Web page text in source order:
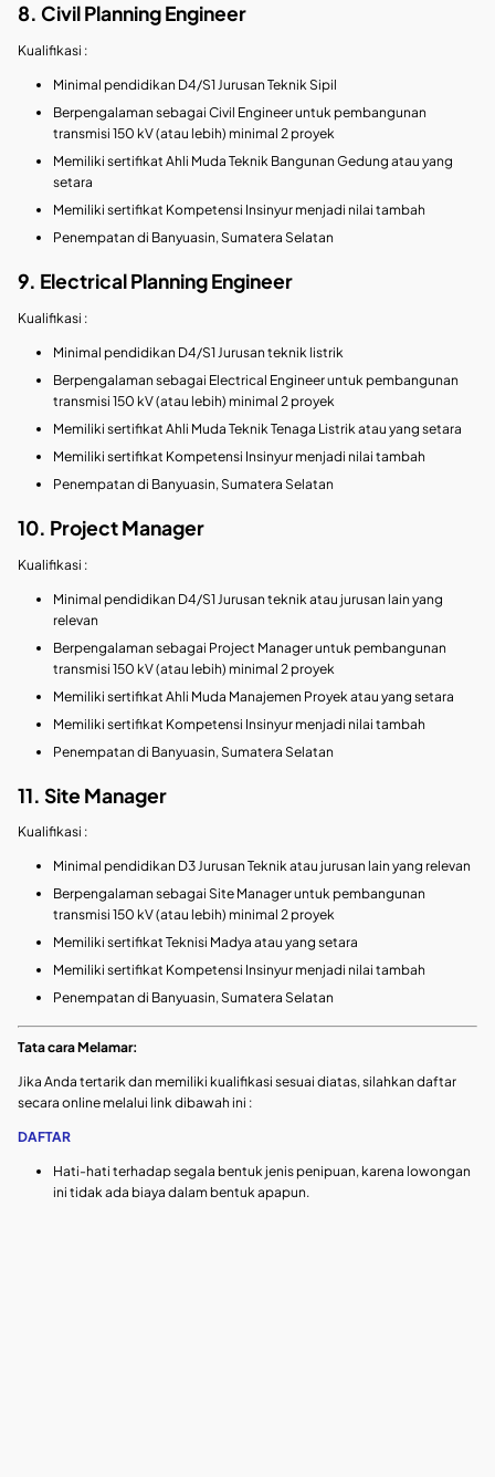
8. Civil Planning Engineer
Kualifikasi :
Minimal pendidikan D4/S1 Jurusan Teknik Sipil
Berpengalaman sebagai Civil Engineer untuk pembangunan
transmisi 150 kV (atau lebih) minimal 2 proyek
Memiliki sertifikat Ahli Muda Teknik Bangunan Gedung atau yang
setara
Memiliki sertifikat Kompetensi Insinyur menjadi nilai tambah
Penempatan di Banyuasin, Sumatera Selatan
9. Electrical Planning Engineer
Kualifikasi :
Minimal pendidikan D4/S1 Jurusan teknik listrik
Berpengalaman sebagai Electrical Engineer untuk pembangunan
transmisi 150 kV (atau lebih) minimal 2 proyek
Memiliki sertifikat Ahli Muda Teknik Tenaga Listrik atau yang setara
Memiliki sertifikat Kompetensi Insinyur menjadi nilai tambah
Penempatan di Banyuasin, Sumatera Selatan
10. Project Manager
Kualifikasi :
Minimal pendidikan D4/S1 Jurusan teknik atau jurusan lain yang
relevan
Berpengalaman sebagai Project Manager untuk pembangunan
transmisi 150 kV (atau lebih) minimal 2 proyek
Memiliki sertifikat Ahli Muda Manajemen Proyek atau yang setara
Memiliki sertifikat Kompetensi Insinyur menjadi nilai tambah
Penempatan di Banyuasin, Sumatera Selatan
11. Site Manager
Kualifikasi :
Minimal pendidikan D3 Jurusan Teknik atau jurusan lain yang relevan
Berpengalaman sebagai Site Manager untuk pembangunan
transmisi 150 kV (atau lebih) minimal 2 proyek
Memiliki sertifikat Teknisi Madya atau yang setara
Memiliki sertifikat Kompetensi Insinyur menjadi nilai tambah
Penempatan di Banyuasin, Sumatera Selatan
Tata cara Melamar:
Jika Anda tertarik dan memiliki kualifikasi sesuai diatas, silahkan daftar
secara online melalui link dibawah ini :
DAFTAR
Hati-hati terhadap segala bentuk jenis penipuan, karena lowongan
ini tidak ada biaya dalam bentuk apapun.